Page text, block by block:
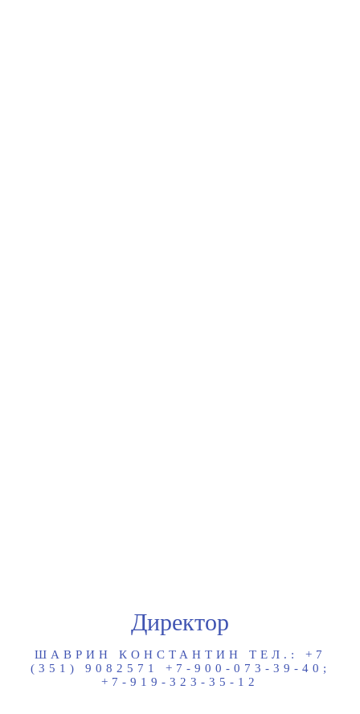
Директор
ШАВРИН КОНСТАНТИН ТЕЛ.: +7
(351) 9082571 +7-900-073-39-40;
+7-919-323-35-12